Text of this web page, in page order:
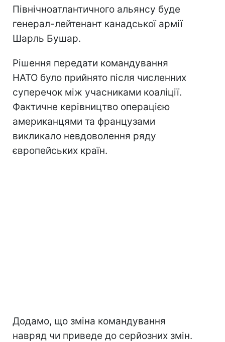
Північноатлантичного альянсу буде
генерал-лейтенант канадської армії
Шарль Бушар.
Рішення передати командування
НАТО було прийнято після численних
суперечок між учасниками коаліції.
Фактичне керівництво операцією
американцями та французами
викликало невдоволення ряду
європейських країн.
Додамо, що зміна командування
навряд чи приведе до серйозних змін.